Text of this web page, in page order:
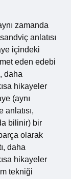
zamanda
anlatısı
içindeki
eden edebi
daha
hikayeler
(aynı
bilinir) bir
olarak
daha
hikayeler
tekniği